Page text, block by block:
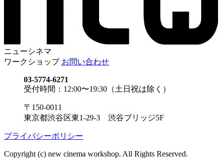
ニューシネマ
ワークショップ お問い合わせ
03-5774-6271
受付時間：12:00〜19:30（土日祝は除く）
〒150-0011
東京都渋谷区東1-29-3 渋谷ブリッジ5F
プライバシーポリシー
Copyright (c) new cinema workshop. All Rights Reserved.